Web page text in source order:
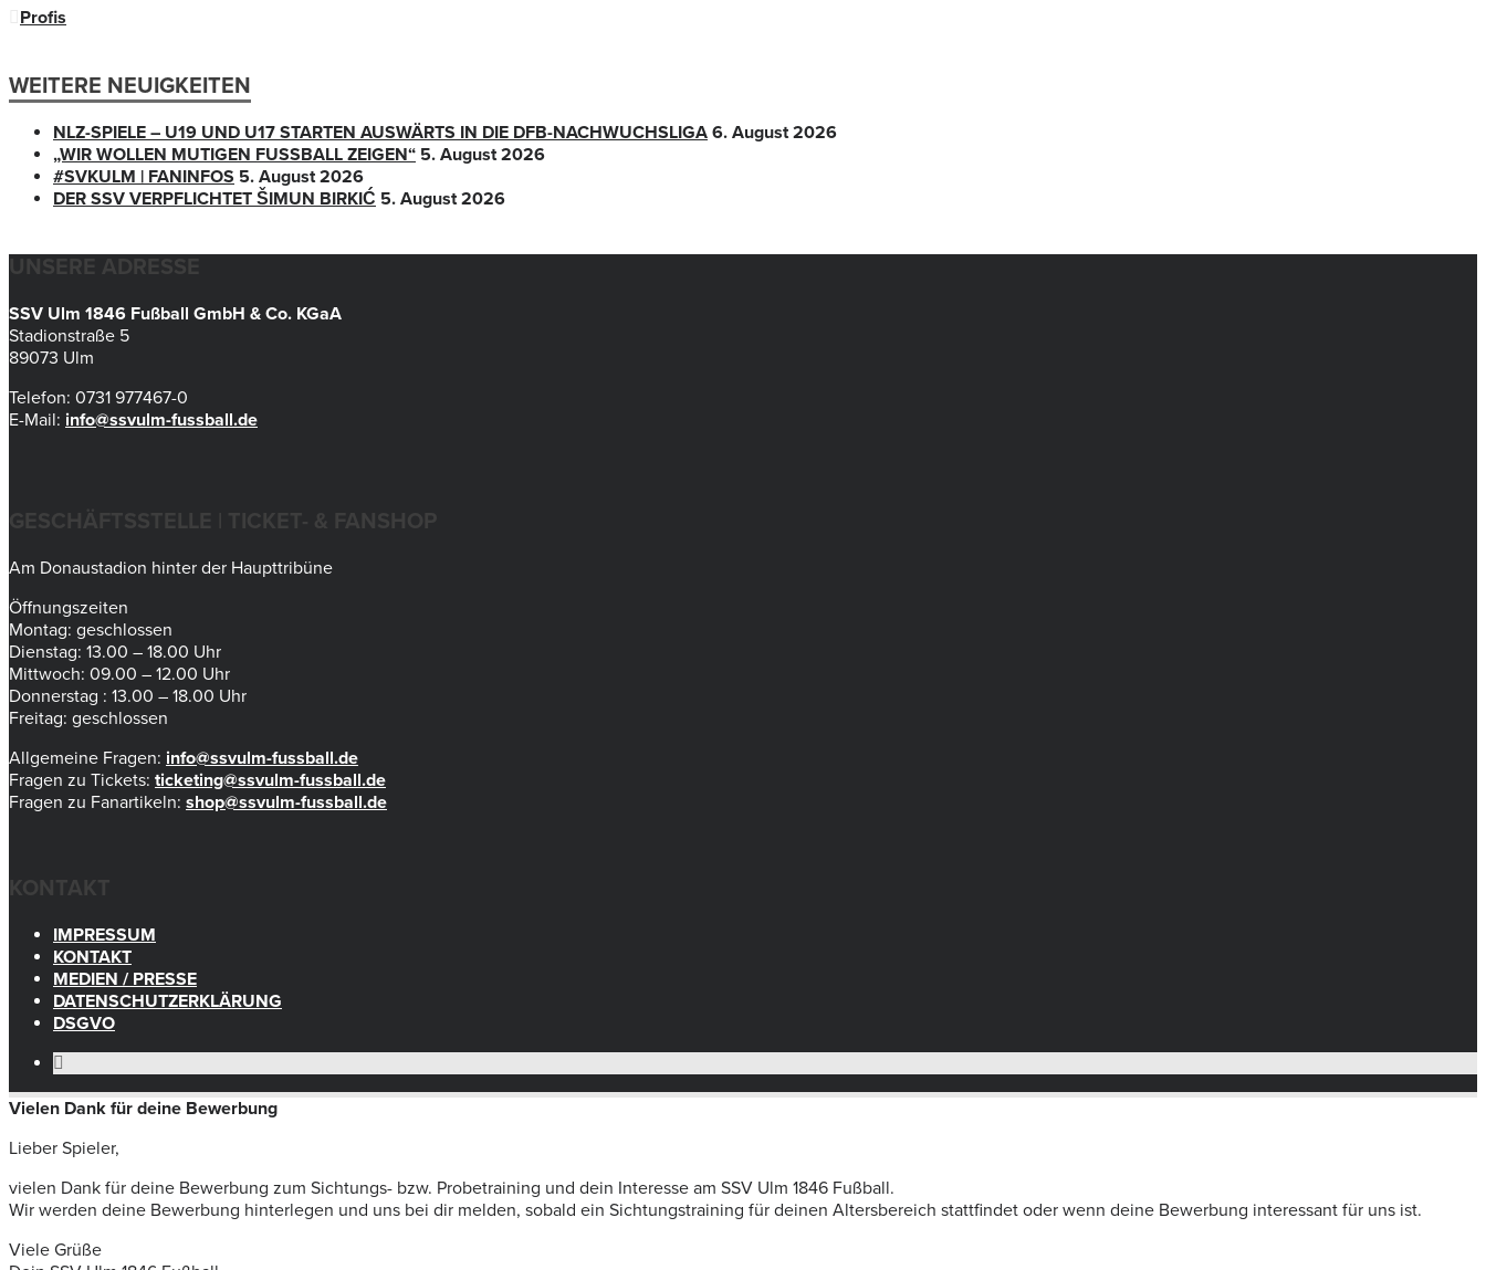
Profis
WEITERE NEUIGKEITEN
NLZ-SPIELE – U19 UND U17 STARTEN AUSWÄRTS IN DIE DFB-NACHWUCHSLIGA 6. August 2026
„WIR WOLLEN MUTIGEN FUSSBALL ZEIGEN“
5. August 2026
#SVKULM | FANINFOS 5. August 2026
DER SSV VERPFLICHTET ŠIMUN BIRKIĆ 5. August 2026
UNSERE ADRESSE
SSV Ulm 1846 Fußball GmbH & Co. KGaA
Stadionstraße 5
89073 Ulm
Telefon: 0731 977467-0
E-Mail: info@ssvulm-fussball.de
GESCHÄFTSSTELLE | TICKET- & FANSHOP
Am Donaustadion hinter der Haupttribüne
Öffnungszeiten
Montag: geschlossen
Dienstag: 13.00 – 18.00 Uhr
Mittwoch: 09.00 – 12.00 Uhr
Donnerstag : 13.00 – 18.00 Uhr
Freitag: geschlossen
Allgemeine Fragen: info@ssvulm-fussball.de
Fragen zu Tickets: ticketing@ssvulm-fussball.de
Fragen zu Fanartikeln: shop@ssvulm-fussball.de
KONTAKT
IMPRESSUM
KONTAKT
MEDIEN / PRESSE
DATENSCHUTZERKLÄRUNG
DSGVO
Vielen Dank für deine Bewerbung
Lieber Spieler,
vielen Dank für deine Bewerbung zum Sichtungs- bzw. Probetraining und dein Interesse am SSV Ulm 1846 Fußball.
Wir werden deine Bewerbung hinterlegen und uns bei dir melden, sobald ein Sichtungstraining für deinen Altersbereich stattfindet oder wenn deine Bewerbung interessant für uns ist.
Viele Grüße